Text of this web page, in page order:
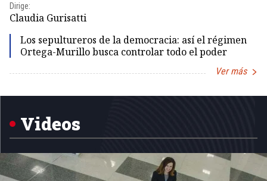
Dirige:
Claudia Gurisatti
Los sepultureros de la democracia: así el régimen
Ortega-Murillo busca controlar todo el poder
Ver más
Videos